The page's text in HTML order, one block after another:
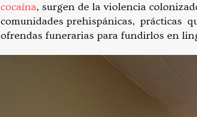
cocaína, surgen de la violencia
comunidades prehispánicas, prácticas
ofrendas funerarias para fundirlos en